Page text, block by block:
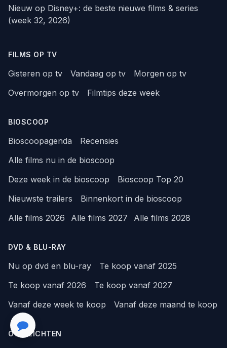
Nieuw op Disney+: de beste nieuwe films & series
(week 32, 2026)
FILMS OP TV
Gisteren op tv Vandaag op tv
Morgen op tv
Overmorgen op tv
Filmtips deze week
BIOSCOOP
Bioscoopagenda
Recensies
Alle films nu in de bioscoop
Deze week in de bioscoop
Bioscoop Top 20
Nieuwste trailers
Binnenkort in de bioscoop
Alle films 2026
Alle films 2027 Alle films 2028
DVD & BLU-RAY
Nu op dvd en blu-ray
Te koop vanaf 2025
Te koop vanaf 2026
Te koop vanaf 2027
Vanaf deze week te koop
Vanaf deze maand te koop
OVERZICHTEN